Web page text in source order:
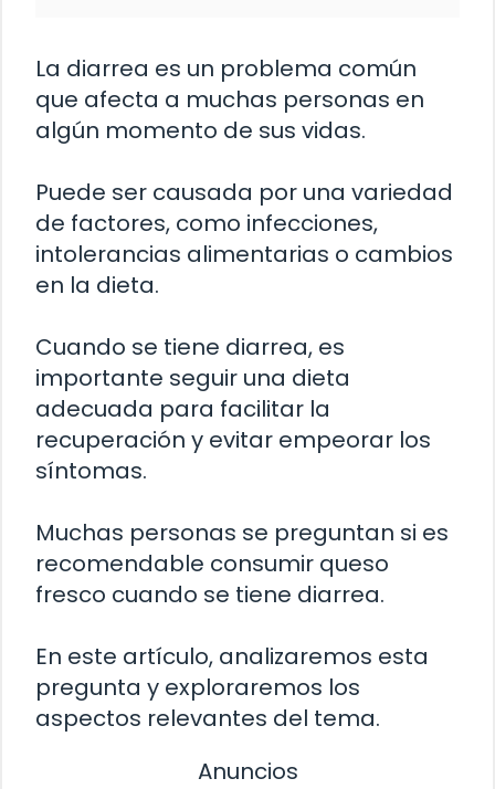
La diarrea es un problema común
que afecta a muchas personas en
algún momento de sus vidas.
Puede ser causada por una variedad
de factores, como infecciones,
intolerancias alimentarias o cambios
en la dieta.
Cuando se tiene diarrea, es
importante seguir una dieta
adecuada para facilitar la
recuperación y evitar empeorar los
síntomas.
Muchas personas se preguntan si es
recomendable consumir queso
fresco cuando se tiene diarrea.
En este artículo, analizaremos esta
pregunta y exploraremos los
aspectos relevantes del tema.
Anuncios